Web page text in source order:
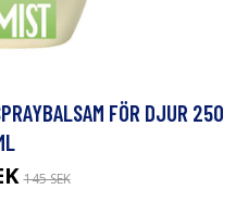
FÖR DJUR 250
145 SEK